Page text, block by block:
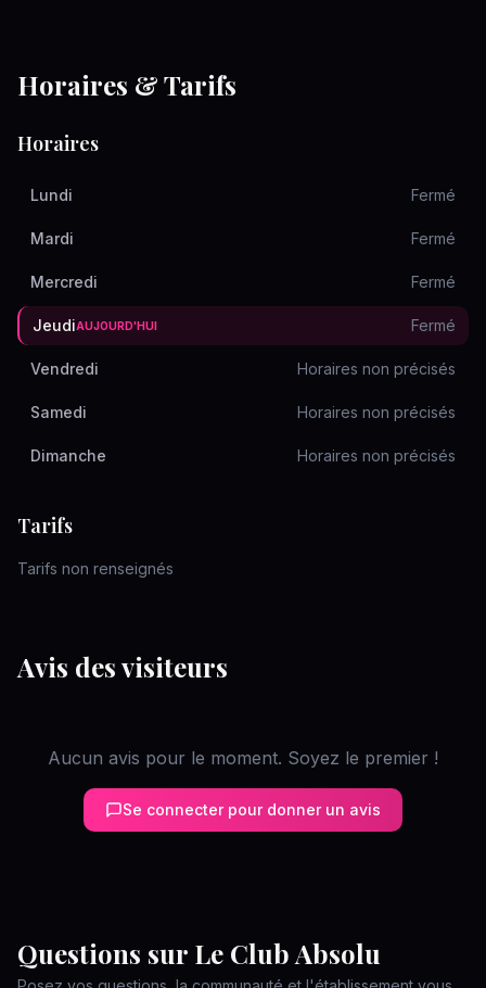
Horaires & Tarifs
Horaires
Lundi Fermé
Mardi Fermé
Mercredi Fermé
JeudiAUJOURD'HUI Fermé
Vendredi Horaires non précisés
Samedi Horaires non précisés
Dimanche Horaires non précisés
Tarifs
Tarifs non renseignés
Avis des visiteurs
Aucun avis pour le moment. Soyez le premier !
Se connecter pour donner un avis
Questions sur Le Club Absolu